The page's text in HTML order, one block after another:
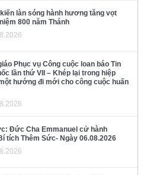
làn sóng hành hương tăng vọt
800 năm Thánh
Phục vụ Công cuộc loan báo Tin
lần thứ VII – Khép lại trong hiệp
hướng đi mới cho công cuộc huấn
Đức Cha Emmanuel cử hành
tích Thêm Sức- Ngày 06.08.2026